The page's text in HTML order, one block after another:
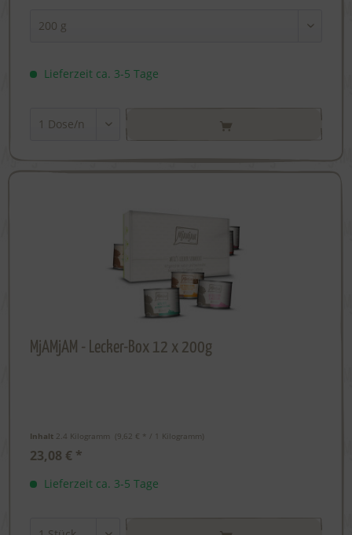
Lieferzeit ca. 3-5 Tage
MjAMjAM - Lecker-Box 12 x 200g
Inhalt 2.4 Kilogramm (9,62 € * / 1 Kilogramm)
23,08 € *
Lieferzeit ca. 3-5 Tage